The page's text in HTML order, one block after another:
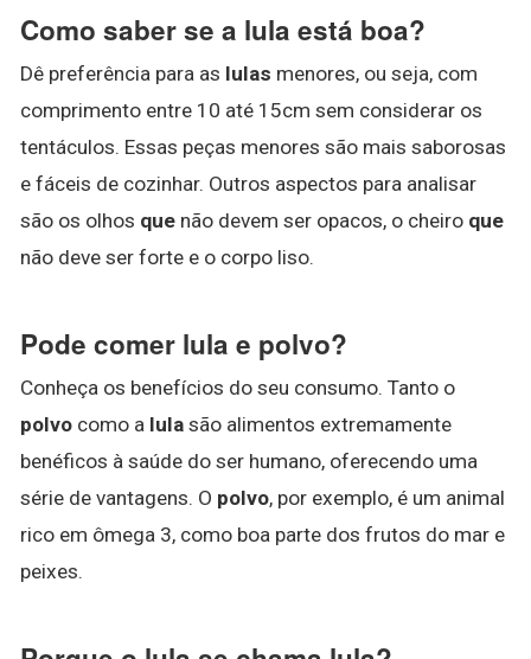
Como saber se a lula está boa?
Dê preferência para as lulas menores, ou seja, com
comprimento entre 10 até 15cm sem considerar os
tentáculos. Essas peças menores são mais saborosas
e fáceis de cozinhar. Outros aspectos para analisar
são os olhos que não devem ser opacos, o cheiro que
não deve ser forte e o corpo liso.
Pode comer lula e polvo?
Conheça os benefícios do seu consumo. Tanto o
polvo como a lula são alimentos extremamente
benéficos à saúde do ser humano, oferecendo uma
série de vantagens. O polvo, por exemplo, é um animal
rico em ômega 3, como boa parte dos frutos do mar e
peixes.